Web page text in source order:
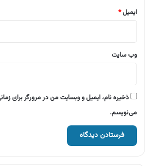
ایمیل*
وب‌ سایت
ذخیره نام، ایمیل و وبسایت من در مرورگر برای
می‌نویسم.